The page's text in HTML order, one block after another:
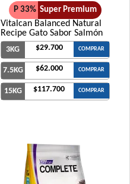
P 33% Super Premium
Vitalcan Balanced Natural
Recipe Gato Sabor Salmón
3KG $29.700 COMPRAR
7.5KG $62.000 COMPRAR
15KG $117.700 COMPRAR